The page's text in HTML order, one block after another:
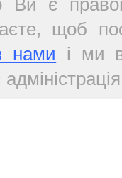
є
щоб
нами і ми